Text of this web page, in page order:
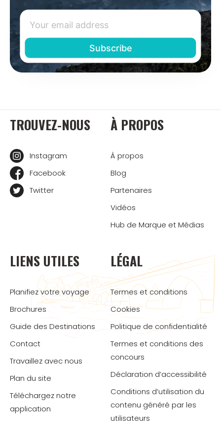
TROUVEZ-NOUS
Instagram
Facebook
Twitter
À PROPOS
À propos
Blog
Partenaires
Vidéos
Hub de Marque et Médias
LIENS UTILES
Planifiez votre voyage
Brochures
Guide des Destinations
Contact
Travaillez avec nous
Plan du site
Téléchargez notre
application
LÉGAL
Termes et conditions
Cookies
Politique de confidentialité
Termes et conditions des
concours
Déclaration d’accessibilité
Conditions d’utilisation du
contenu généré par les
utilisateurs